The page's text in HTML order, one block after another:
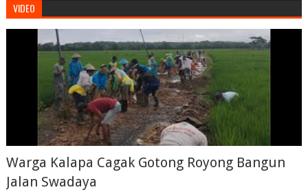
VIDEO
Warga Kalapa Cagak Gotong Royong Bangun
Jalan Swadaya